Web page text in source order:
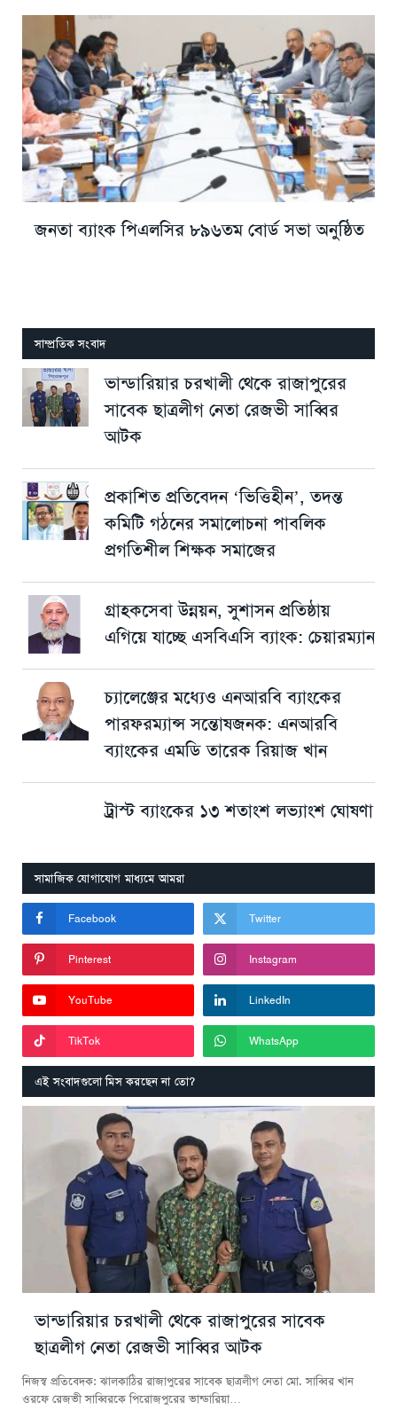
জনতা ব্যাংক পিএলসির ৮৯৬তম বোর্ড সভা অনুষ্ঠিত
সাম্প্রতিক সংবাদ
ভান্ডারিয়ার চরখালী থেকে রাজাপুরের
সাবেক ছাত্রলীগ নেতা রেজভী সাব্বির
আটক
প্রকাশিত প্রতিবেদন ‘ভিত্তিহীন’, তদন্ত
কমিটি গঠনের সমালোচনা পাবলিক
প্রগতিশীল শিক্ষক সমাজের
গ্রাহকসেবা উন্নয়ন, সুশাসন প্রতিষ্ঠায়
এগিয়ে যাচ্ছে এসবিএসি ব্যাংক: চেয়ারম্যান
চ্যালেঞ্জের মধ্যেও এনআরবি ব্যাংকের
পারফরম্যান্স সন্তোষজনক: এনআরবি
ব্যাংকের এমডি তারেক রিয়াজ খান
ট্রাস্ট ব্যাংকের ১৩ শতাংশ লভ্যাংশ ঘোষণা
সামাজিক যোগাযোগ মাধ্যমে আমরা
Facebook Twitter
Pinterest Instagram
YouTube LinkedIn
TikTok WhatsApp
এই সংবাদগুলো মিস করছেন না তো?
ভান্ডারিয়ার চরখালী থেকে রাজাপুরের সাবেক
ছাত্রলীগ নেতা রেজভী সাব্বির আটক
নিজস্ব প্রতিবেদক: ঝালকাঠির রাজাপুরের সাবেক ছাত্রলীগ নেতা মো. সাব্বির খান
ওরফে রেজভী সাব্বিরকে পিরোজপুরের ভান্ডারিয়া…